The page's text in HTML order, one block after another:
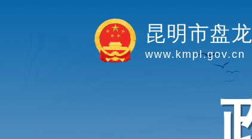
昆明市盘
www.kmpl.gov.cn